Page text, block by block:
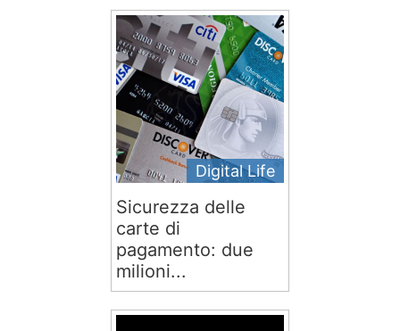
Digital Life
Sicurezza delle
carte di
pagamento: due
milioni...